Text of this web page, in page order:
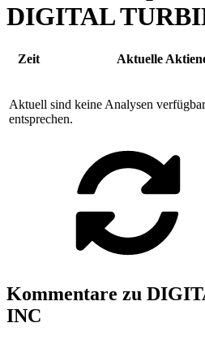
DIGITAL
Zeit Aktuelle
Aktuell sind keine Analysen
entsprechen.
Kommentare zu
INC